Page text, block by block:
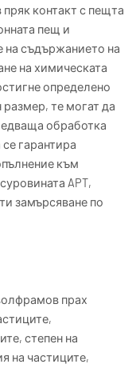
контакт с пещта
пещ и
на съдържанието на
на химическата
определено
размер, те могат да
обработка
гарантира
към
APT,
замърсяване по
прах
степен на
на частиците,